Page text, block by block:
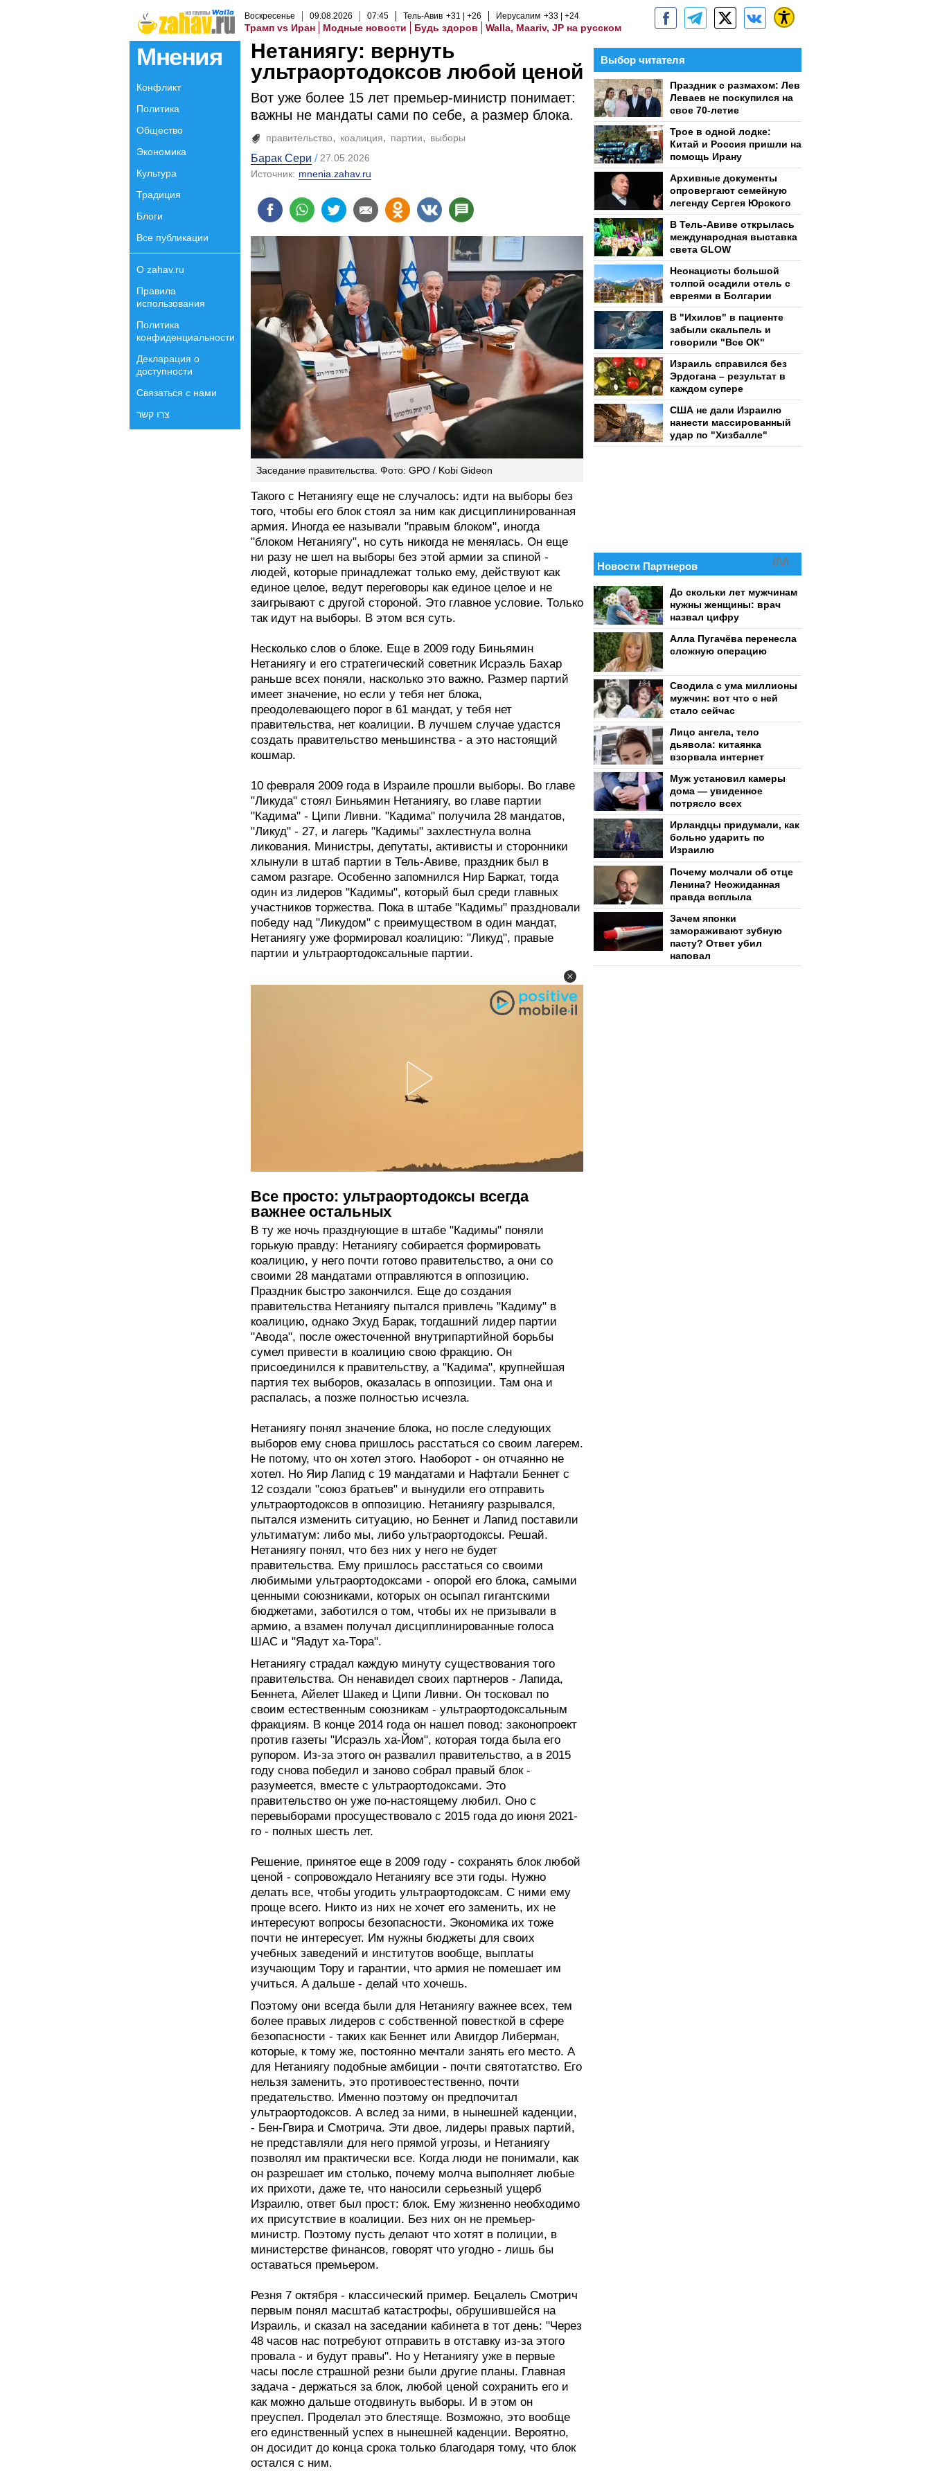
Воскресенье 09.08.2026 07:45 Тель-Авив +31 +26 Иерусалим +33 +24
Трамп vs Иран Модные новости Будь здоров Walla, Maariv, JP на русском
Мнения
Конфликт
Политика
Общество
Экономика
Культура
Традиция
Блоги
Все публикации
О zahav.ru
Правила
использования
Политика
конфиденциальности
Декларация о
доступности
Связаться с нами
צרו קשר
Нетаниягу: вернуть
ультраортодоксов любой ценой
Вот уже более 15 лет премьер-министр понимает:
важны не мандаты сами по себе, а размер блока.
правительство коалиция партии выборы
Барак Сери
27.05.2026
Источник: mnenia.zahav.ru
Заседание правительства. Фото: GPO / Kobi Gideon
Такого с Нетаниягу еще не случалось: идти на выборы без
того, чтобы его блок стоял за ним как дисциплинированная
армия. Иногда ее называли "правым блоком", иногда
"блоком Нетаниягу", но суть никогда не менялась. Он еще
ни разу не шел на выборы без этой армии за спиной -
людей, которые принадлежат только ему, действуют как
единое целое, ведут переговоры как единое целое и не
заигрывают с другой стороной. Это главное условие. Только
так идут на выборы. В этом вся суть.
Несколько слов о блоке. Еще в 2009 году Биньямин
Нетаниягу и его стратегический советник Исраэль Бахар
раньше всех поняли, насколько это важно. Размер партий
имеет значение, но если у тебя нет блока,
преодолевающего порог в 61 мандат, у тебя нет
правительства, нет коалиции. В лучшем случае удастся
создать правительство меньшинства - а это настоящий
кошмар.
10 февраля 2009 года в Израиле прошли выборы. Во главе
"Ликуда" стоял Биньямин Нетаниягу, во главе партии
"Кадима" - Ципи Ливни. "Кадима" получила 28 мандатов,
"Ликуд" - 27, и лагерь "Кадимы" захлестнула волна
ликования. Министры, депутаты, активисты и сторонники
хлынули в штаб партии в Тель-Авиве, праздник был в
самом разгаре. Особенно запомнился Нир Баркат, тогда
один из лидеров "Кадимы", который был среди главных
участников торжества. Пока в штабе "Кадимы" праздновали
победу над "Ликудом" с преимуществом в один мандат,
Нетаниягу уже формировал коалицию: "Ликуд", правые
партии и ультраортодоксальные партии.
Все просто: ультраортодоксы всегда
важнее остальных
В ту же ночь празднующие в штабе "Кадимы" поняли
горькую правду: Нетаниягу собирается формировать
коалицию, у него почти готово правительство, а они со
своими 28 мандатами отправляются в оппозицию.
Праздник быстро закончился. Еще до создания
правительства Нетаниягу пытался привлечь "Кадиму" в
коалицию, однако Эхуд Барак, тогдашний лидер партии
"Авода", после ожесточенной внутрипартийной борьбы
сумел привести в коалицию свою фракцию. Он
присоединился к правительству, а "Кадима", крупнейшая
партия тех выборов, оказалась в оппозиции. Там она и
распалась, а позже полностью исчезла.
Нетаниягу понял значение блока, но после следующих
выборов ему снова пришлось расстаться со своим лагерем.
Не потому, что он хотел этого. Наоборот - он отчаянно не
хотел. Но Яир Лапид с 19 мандатами и Нафтали Беннет с
12 создали "союз братьев" и вынудили его отправить
ультраортодоксов в оппозицию. Нетаниягу разрывался,
пытался изменить ситуацию, но Беннет и Лапид поставили
ультиматум: либо мы, либо ультраортодоксы. Решай.
Нетаниягу понял, что без них у него не будет
правительства. Ему пришлось расстаться со своими
любимыми ультраортодоксами - опорой его блока, самыми
ценными союзниками, которых он осыпал гигантскими
бюджетами, заботился о том, чтобы их не призывали в
армию, а взамен получал дисциплинированные голоса
ШАС и "Яадут ха-Тора".
Нетаниягу страдал каждую минуту существования того
правительства. Он ненавидел своих партнеров - Лапида,
Беннета, Айелет Шакед и Ципи Ливни. Он тосковал по
своим естественным союзникам - ультраортодоксальным
фракциям. В конце 2014 года он нашел повод: законопроект
против газеты "Исраэль ха-Йом", которая тогда была его
рупором. Из-за этого он развалил правительство, а в 2015
году снова победил и заново собрал правый блок -
разумеется, вместе с ультраортодоксами. Это
правительство он уже по-настоящему любил. Оно с
перевыборами просуществовало с 2015 года до июня 2021-
го - полных шесть лет.
Решение, принятое еще в 2009 году - сохранять блок любой
ценой - сопровождало Нетаниягу все эти годы. Нужно
делать все, чтобы угодить ультраортодоксам. С ними ему
проще всего. Никто из них не хочет его заменить, их не
интересуют вопросы безопасности. Экономика их тоже
почти не интересует. Им нужны бюджеты для своих
учебных заведений и институтов вообще, выплаты
изучающим Тору и гарантии, что армия не помешает им
учиться. А дальше - делай что хочешь.
Поэтому они всегда были для Нетаниягу важнее всех, тем
более правых лидеров с собственной повесткой в сфере
безопасности - таких как Беннет или Авигдор Либерман,
которые, к тому же, постоянно мечтали занять его место. А
для Нетаниягу подобные амбиции - почти святотатство. Его
нельзя заменить, это противоестественно, почти
предательство. Именно поэтому он предпочитал
ультраортодоксов. А вслед за ними, в нынешней каденции,
- Бен-Гвира и Смотрича. Эти двое, лидеры правых партий,
не представляли для него прямой угрозы, и Нетаниягу
позволял им практически все. Когда люди не понимали, как
он разрешает им столько, почему молча выполняет любые
их прихоти, даже те, что наносили серьезный ущерб
Израилю, ответ был прост: блок. Ему жизненно необходимо
их присутствие в коалиции. Без них он не премьер-
министр. Поэтому пусть делают что хотят в полиции, в
министерстве финансов, говорят что угодно - лишь бы
оставаться премьером.
Резня 7 октября - классический пример. Бецалель Смотрич
первым понял масштаб катастрофы, обрушившейся на
Израиль, и сказал на заседании кабинета в тот день: "Через
48 часов нас потребуют отправить в отставку из-за этого
провала - и будут правы". Но у Нетаниягу уже в первые
часы после страшной резни были другие планы. Главная
задача - держаться за блок, любой ценой сохранить его и
как можно дальше отодвинуть выборы. И в этом он
преуспел. Проделал это блестяще. Возможно, это вообще
его единственный успех в нынешней каденции. Вероятно,
он досидит до конца срока только благодаря тому, что блок
остался с ним.
Выбор читателя
Праздник с размахом: Лев
Леваев не поскупился на
свое 70-летие
Трое в одной лодке:
Китай и Россия пришли на
помощь Ирану
Архивные документы
опровергают семейную
легенду Сергея Юрского
В Тель-Авиве открылась
международная выставка
света GLOW
Неонацисты большой
толпой осадили отель с
евреями в Болгарии
В "Ихилов" в пациенте
забыли скальпель и
говорили "Все ОК"
Израиль справился без
Эрдогана – результат в
каждом супере
США не дали Израилю
нанести массированный
удар по "Хизбалле"